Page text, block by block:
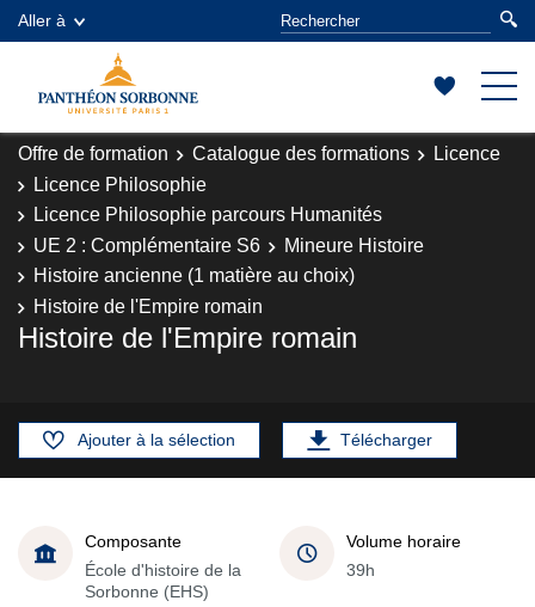
Aller à
Offre de formation Catalogue des formations
Licence
Licence Philosophie
Licence Philosophie parcours Humanités
UE 2 : Complémentaire S6
Mineure Histoire
Histoire ancienne (1 matière au choix)
Histoire de l'Empire romain
Histoire de l'Empire romain
Ajouter à la sélection Télécharger
Composante
École d'histoire de la
Sorbonne (EHS)
Volume horaire
39h